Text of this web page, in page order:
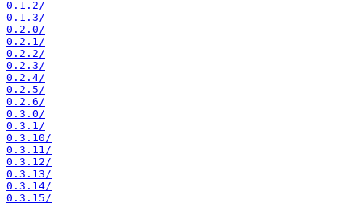
0.1.2/
0.1.3/
0.2.0/
0.2.1/
0.2.2/
0.2.3/
0.2.4/
0.2.5/
0.2.6/
0.3.0/
0.3.1/
0.3.10/
0.3.11/
0.3.12/
0.3.13/
0.3.14/
0.3.15/